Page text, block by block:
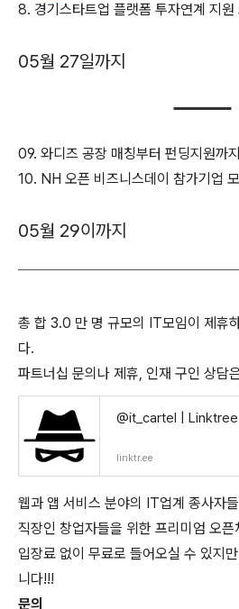
8. 경기스타트업 플랫폼 투자연계 지원
05월 27일까지
09. 와디즈 공장 매칭부터 펀딩지원까
10. NH 오픈 비즈니스데이 참가기업
05월 29이까지
총 합 3.0 만 명 규모의 IT모임이 제휴
다.
파트너십 문의나 제휴, 인재 구인 상담
@it_cartel | Linktree
linktr.ee
웹과 앱 서비스 분야의 IT업계 종사자
직장인 창업자들을 위한 프리미엄 오
입장료 없이 무료로 들어오실 수 있지
니다!!!
문의